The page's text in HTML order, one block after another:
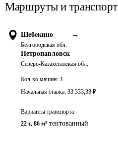
Маршруты и транспорт
Шебекино →
Белгородская обл.
Петропавловск
Северо-Казахстанская обл.
Кол-во машин: 3
Начальная ставка: 33 333,33 ₽
Варианты транспорта
22 т, 86 м³ тентованный